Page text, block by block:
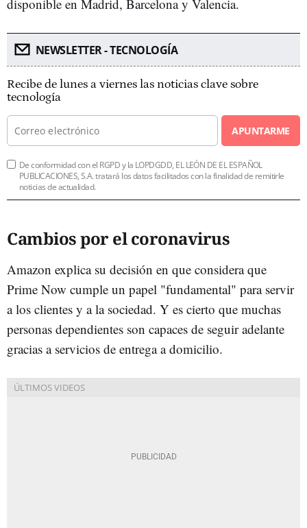
disponible en Madrid, Barcelona y Valencia.
NEWSLETTER - TECNOLOGÍA
Recibe de lunes a viernes las noticias clave sobre
tecnología
APUNTARME
De conformidad con el RGPD y la LOPDGDD, EL LEÓN DE EL ESPAÑOL
PUBLICACIONES, S.A. tratará los datos facilitados con la finalidad de remitirle
noticias de actualidad.
Cambios por el coronavirus
Amazon explica su decisión en que considera que
Prime Now cumple un papel "fundamental" para servir
a los clientes y a la sociedad. Y es cierto que muchas
personas dependientes son capaces de seguir adelante
gracias a servicios de entrega a domicilio.